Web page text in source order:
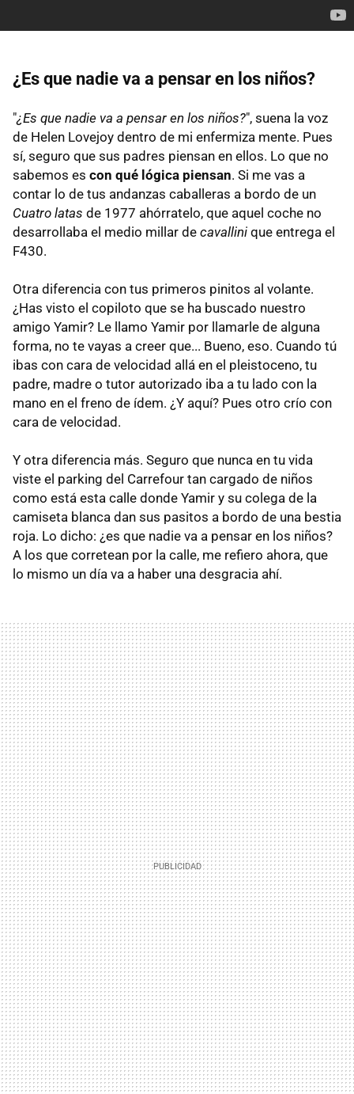
¿Es que nadie va a pensar en los niños?
"¿Es que nadie va a pensar en los niños?", suena la voz
de Helen Lovejoy dentro de mi enfermiza mente. Pues
sí, seguro que sus padres piensan en ellos. Lo que no
sabemos es con qué lógica piensan. Si me vas a
contar lo de tus andanzas caballeras a bordo de un
Cuatro latas de 1977 ahórratelo, que aquel coche no
desarrollaba el medio millar de cavallini que entrega el
F430.
Otra diferencia con tus primeros pinitos al volante.
¿Has visto el copiloto que se ha buscado nuestro
amigo Yamir? Le llamo Yamir por llamarle de alguna
forma, no te vayas a creer que... Bueno, eso. Cuando tú
ibas con cara de velocidad allá en el pleistoceno, tu
padre, madre o tutor autorizado iba a tu lado con la
mano en el freno de ídem. ¿Y aquí? Pues otro crío con
cara de velocidad.
Y otra diferencia más. Seguro que nunca en tu vida
viste el parking del Carrefour tan cargado de niños
como está esta calle donde Yamir y su colega de la
camiseta blanca dan sus pasitos a bordo de una bestia
roja. Lo dicho: ¿es que nadie va a pensar en los niños?
A los que corretean por la calle, me refiero ahora, que
lo mismo un día va a haber una desgracia ahí.